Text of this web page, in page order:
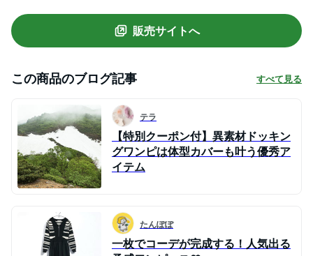
(9063)
販売サイトへ
この商品のブログ記事 すべて見る
テラ
【特別クーポン付】異素材ドッキン
グワンピは体型カバーも叶う優秀ア
イテム
たんぽぽ
一枚でコーデが完成する！人気出る